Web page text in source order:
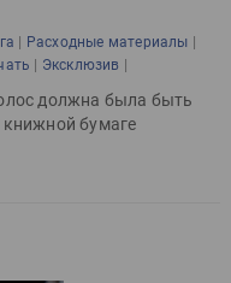
| Расходные материалы |
| Эксклюзив |
должна была быть
книжной бумаге